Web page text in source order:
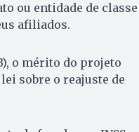
ou entidade de classe
afiliados.
o mérito do projeto
sobre o reajuste de